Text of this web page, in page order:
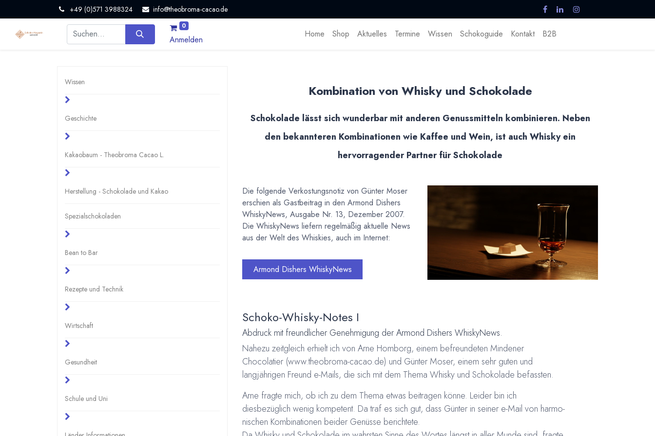
+49 (0)571 3988324 info@theobroma-cacao.de
0
Anmelden
Home Shop Aktuelles Termine Wissen Schokoguide Kontakt B2B
Wissen
Geschichte
Kakaobaum - Theobroma Cacao L.
Herstellung - Schokolade und Kakao
Spezialschokoladen
Bean to Bar
Rezepte und Technik
Wirtschaft
Gesundheit
Schule und Uni
Kombination von Whisky und Schokolade
Schokolade lässt sich wunderbar mit anderen Genussmitteln kombinieren. Neben
den bekannteren Kombinationen wie Kaffee und Wein, ist auch Whisky ein
hervorragender Partner für Schokolade
Die folgende Verkostungsnotiz von Günter Moser
erschien als Gastbeitrag in den Armond Dishers
WhiskyNews, Ausgabe Nr. 13, Dezember 2007.
Die WhiskyNews liefern regelmäßig aktuelle News
aus der Welt des Whiskies, auch im Internet:
Armond Dishers WhiskyNews
Schoko-Whisky-Notes I
Abdruck mit freundlicher Genehmigung der Armond Dishers WhiskyNews.
Nahezu zeitgleich erhielt ich von Arne Homborg, einem befreundeten Mindener
Chocolatier (www.theobroma-cacao.de) und Günter Moser, einem sehr guten und
langjährigen Freund e-Mails, die sich mit dem Thema Whisky und Schokolade befassten.
Arne fragte mich, ob ich zu dem Thema etwas beitragen könne. Leider bin ich
diesbezüglich wenig kompetent. Da traf es sich gut, dass Günter in seiner e-Mail von harmo­
ni­schen Kom­binationen bei­der Genüsse berichtete.